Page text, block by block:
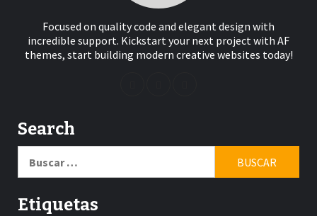
Focused on quality code and elegant design with
incredible support. Kickstart your next project with AF
themes, start building modern creative websites today!
Search
Etiquetas